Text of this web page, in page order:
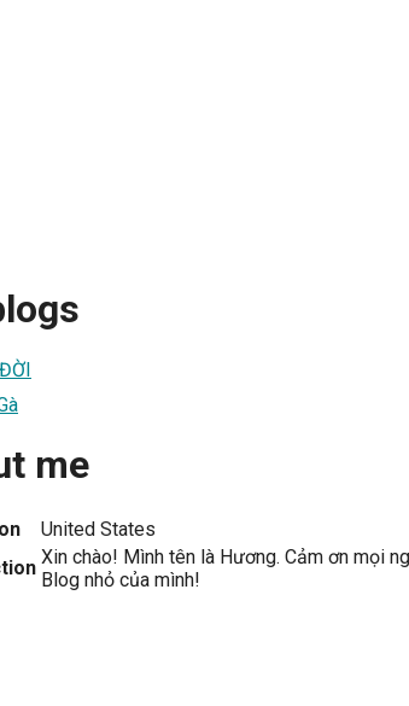
me
United States
Xin chào! Mình tên là Hương. Cảm ơn mọi
Blog nhỏ của mình!